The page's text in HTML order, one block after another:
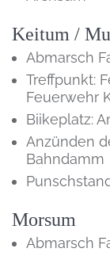
Keitum /
Abmarsch
Treffpunkt:
Feuerwehr
Biikeplatz:
Anzünden
Bahndamm
Morsum
Abmarsch